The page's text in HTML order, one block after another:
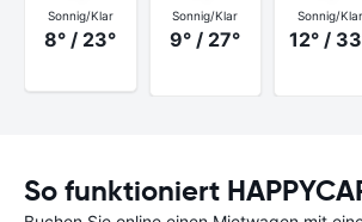
Sonnig/Klar
8° / 23°
Sonnig/Klar
9° / 27°
Sonnig/Klar
12° /
So funktioniert